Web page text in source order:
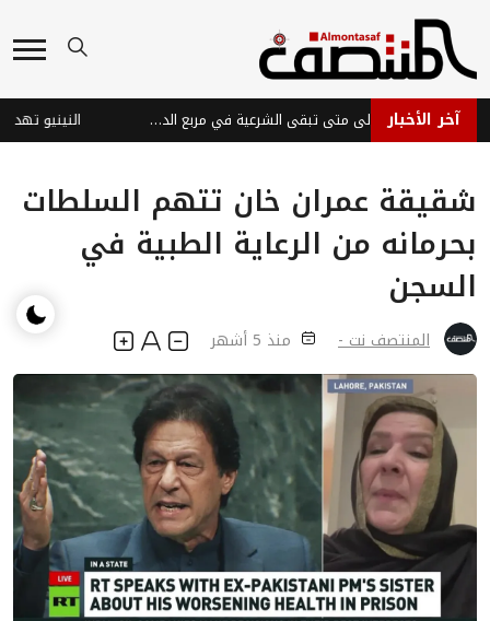
آخر الأخبار المعركة المؤجلة... إلى متى تبقى الشرعية في مربع الدفاع؟
شقيقة عمران خان تتهم السلطات
بحرمانه من الرعاية الطبية في
السجن
المنتصف نت - منذ 5 أشهر